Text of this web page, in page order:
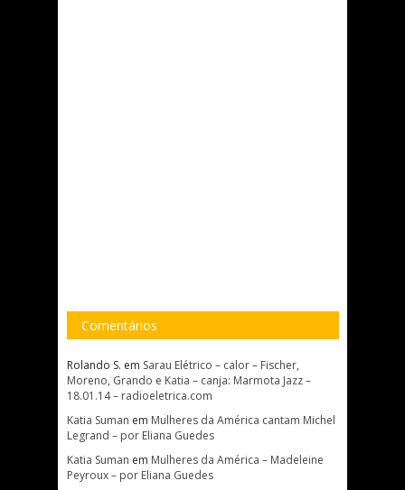
Comentários
Rolando S. em Sarau Elétrico – calor – Fischer,
Moreno, Grando e Katia – canja: Marmota Jazz –
18.01.14 – radioeletrica.com
Katia Suman em Mulheres da América cantam Michel
Legrand – por Eliana Guedes
Katia Suman em Mulheres da América – Madeleine
Peyroux – por Eliana Guedes